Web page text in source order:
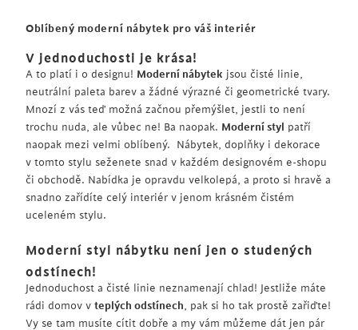
Oblíbený moderní nábytek pro váš interiér
V jednoduchosti je krása!
A to platí i o designu! Moderní nábytek jsou čisté linie,
neutrální paleta barev a žádné výrazné či geometrické tvary.
Mnozí z vás teď možná začnou přemýšlet, jestli to není
trochu nuda, ale vůbec ne! Ba naopak. Moderní styl patří
naopak mezi velmi oblíbený. Nábytek, doplňky i dekorace
v tomto stylu seženete snad v každém designovém e-shopu
či obchodě. Nabídka je opravdu velkolepá, a proto si hravě a
snadno zařídíte celý interiér v jenom krásném čistém
uceleném stylu.
Moderní styl nábytku není jen o studených
odstínech!
Jednoduchost a čisté linie neznamenají chlad! Jestliže máte
rádi domov v teplých odstínech, pak si ho tak prostě zařiďte!
Vy se tam musíte cítit dobře a my vám můžeme dát jen pár